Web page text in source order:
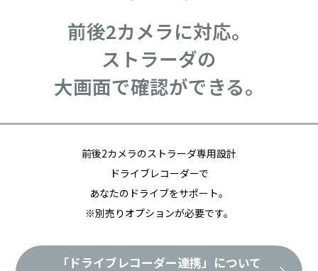
前後2カメラに対応。
ストラーダの
大画面で確認ができる。
前後2カメラのストラーダ専用設計
ドライブレコーダーで
あなたのドライブをサポート。
※別売りオプションが必要です。
「ドライブレコーダー連携」について